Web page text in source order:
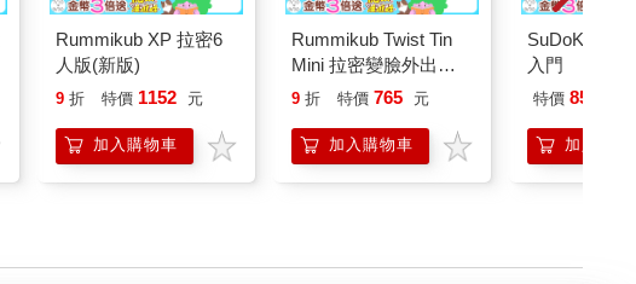
Rummikub XP 拉密6
人版(新版)
9 折 特價 1152 元
加入購物車
Rummikub Twist Tin
Mini 拉密變臉外出型
鐵盒版
9 折 特價 765 元
加入購物車
SuDoKu-
入門
特價 850
加入購物